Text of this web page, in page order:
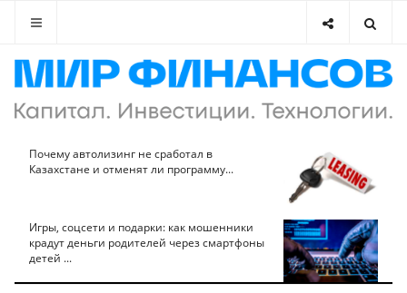
Почему автолизинг не сработал в
Казахстане и отменят ли программу...
Игры, соцсети и подарки: как мошенники
крадут деньги родителей через смартфоны
детей ...